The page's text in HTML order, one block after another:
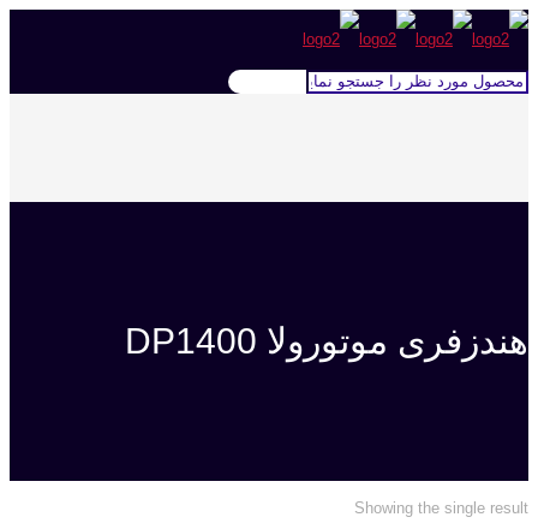
هندزفری موتورولا DP1400
Showing the single result